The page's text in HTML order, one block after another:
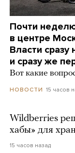
Почти
в центре
Власти сразу
и сразу же
Вот какие
НОВОСТИ 15 часов
Wildberries
хабы» для
15 часов назад